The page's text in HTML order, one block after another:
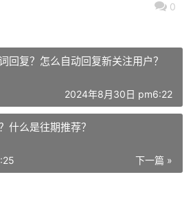
0
回复？怎么自动回复新关注用户？
2024年8月30日 pm6:22
什么是往期推荐？
下一篇 »